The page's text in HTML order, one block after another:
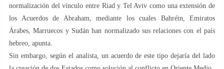
normalización del vínculo entre Riad y Tel Aviv como una extensión de
los Acuerdos de Abraham, mediante los cuales Bahréin, Emiratos
Árabes, Marruecos y Sudán han normalizado sus relaciones con el país
hebreo, apunta.
Sin embargo, según el analista, un acuerdo de este tipo dejaría del lado